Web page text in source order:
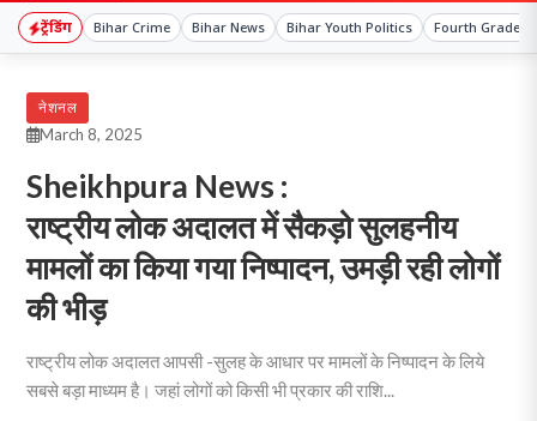
ट्रेंडिंग Bihar Crime Bihar News Bihar Youth Politics Fourth Grade
नेशनल
March 8, 2025
Sheikhpura News :
राष्ट्रीय लोक अदालत में सैकड़ो सुलहनीय
मामलों का किया गया निष्पादन, उमड़ी रही लोगों
की भीड़
राष्ट्रीय लोक अदालत आपसी -सुलह के आधार पर मामलों के निष्पादन के लिये
सबसे बड़ा माध्यम है। जहां लोगों को किसी भी प्रकार की राशि...